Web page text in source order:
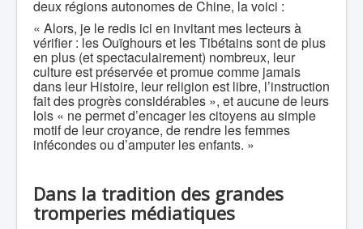
deux régions autonomes de Chine, la voici :
« Alors, je le redis ici en invitant mes lecteurs à
vérifier : les Ouïghours et les Tibétains sont de plus
en plus (et spectaculairement) nombreux, leur
culture est préservée et promue comme jamais
dans leur Histoire, leur religion est libre, l’instruction
fait des progrès considérables », et aucune de leurs
lois « ne permet d’encager les citoyens au simple
motif de leur croyance, de rendre les femmes
infécondes ou d’amputer les enfants. »
Dans la tradition des grandes
tromperies médiatiques